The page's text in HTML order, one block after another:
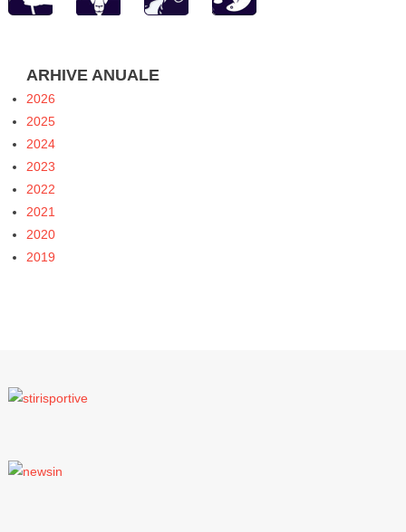
ARHIVE ANUALE
2026
2025
2024
2023
2022
2021
2020
2019